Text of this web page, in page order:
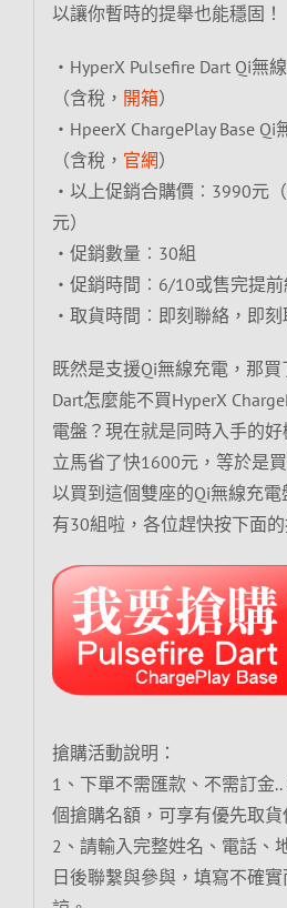
以讓你暫時的提舉也能穩固！
‧HyperX Pulsefire Dart Qi無
（含稅， 開箱）
‧HpeerX ChargePlay Base
（含稅， 官網）
‧以上促銷合購價︰3990元
元）
‧促銷數量︰30組
‧促銷時間︰6/10或售完提前
‧取貨時間︰即刻聯絡，即刻
既然是支援Qi無線充電，那買
Dart怎麼能不買HyperX
電盤？現在就是同時入手的
立馬省了快1600元，等於是
以買到這個雙座的Qi無線充
有30組啦，各位趕快按下面
搶購活動說明：
1、下單不需匯款、不需訂金
個搶購名額，可享有優先取貨
2、請輸入完整姓名、電話、
日後聯繫與參與，填寫不確